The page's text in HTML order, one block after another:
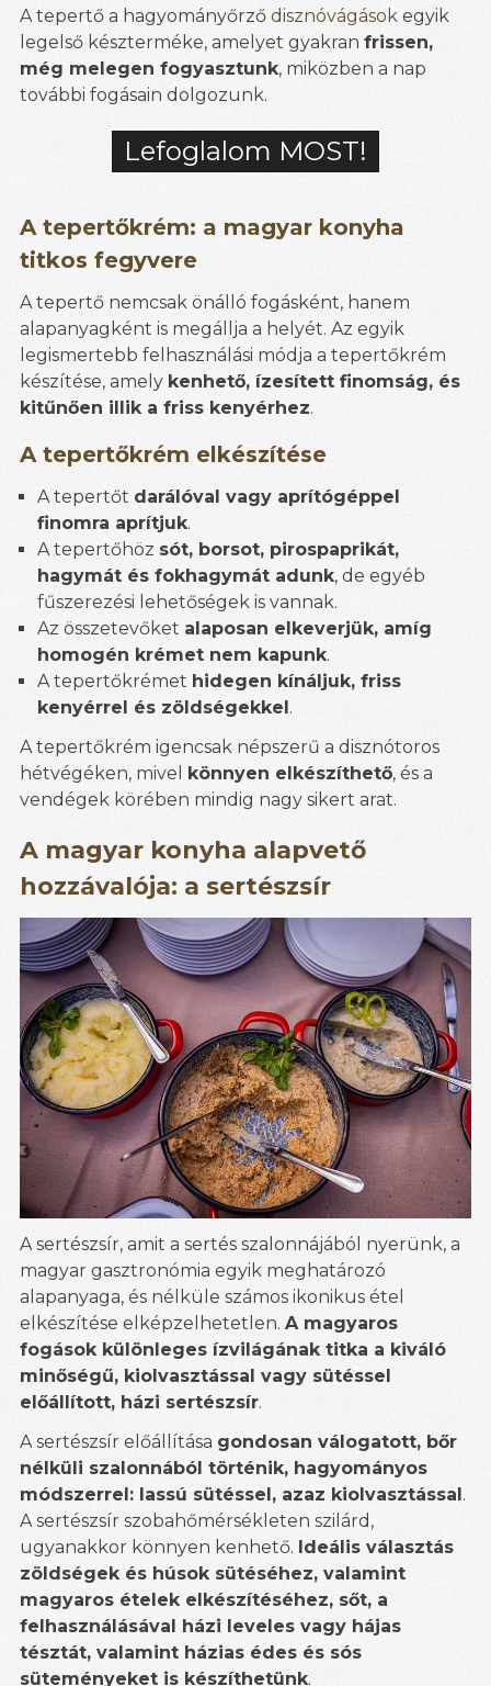
A tepertő a hagyományőrző disznóvágások egyik
legelső készterméke, amelyet gyakran frissen,
még melegen fogyasztunk, miközben a nap
további fogásain dolgozunk.
Lefoglalom MOST!
A tepertőkrém: a magyar konyha
titkos fegyvere
A tepertő nemcsak önálló fogásként, hanem
alapanyagként is megállja a helyét. Az egyik
legismertebb felhasználási módja a tepertőkrém
készítése, amely kenhető, ízesített finomság, és
kitűnően illik a friss kenyérhez.
A tepertőkrém elkészítése
A tepertőt darálóval vagy aprítógéppel
finomra aprítjuk.
A tepertőhöz sót, borsot, pirospaprikát,
hagymát és fokhagymát adunk, de egyéb
fűszerezési lehetőségek is vannak.
Az összetevőket alaposan elkeverjük, amíg
homogén krémet nem kapunk.
A tepertőkrémet hidegen kínáljuk, friss
kenyérrel és zöldségekkel .
A tepertőkrém igencsak népszerű a disznótoros
hétvégéken, mivel
könnyen elkészíthető, és a
vendégek körében mindig nagy sikert arat.
A magyar konyha alapvető
hozzávalója: a sertészsír
A sertészsír, amit a sertés szalonnájából nyerünk, a
magyar gasztronómia egyik meghatározó
alapanyaga, és nélküle számos ikonikus étel
elkészítése elképzelhetetlen. A magyaros
fogások különleges ízvilágának titka a kiváló
minőségű, kiolvasztással vagy sütéssel
előállított, házi sertészsír.
A sertészsír előállítása gondosan válogatott, bőr
nélküli szalonnából történik, hagyományos
módszerrel: lassú sütéssel, azaz kiolvasztással .
A sertészsír szobahőmérsékleten szilárd,
ugyanakkor könnyen kenhető. Ideális választás
zöldségek és húsok sütéséhez, valamint
magyaros ételek elkészítéséhez, sőt, a
felhasználásával házi leveles vagy hájas
tésztát, valamint házias édes és sós
süteményeket is készíthetünk.